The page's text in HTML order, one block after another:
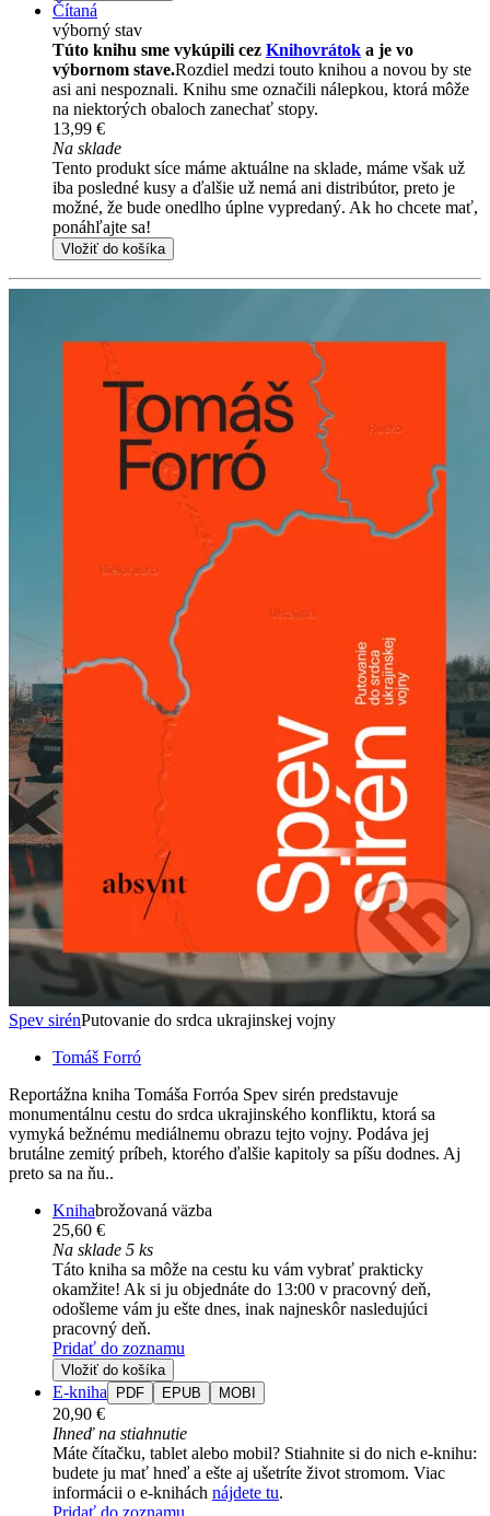
Čítaná
výborný stav
Túto knihu sme vykúpili cez Knihovrátok a je vo
výbornom stave.Rozdiel medzi touto knihou a novou by ste
asi ani nespoznali. Knihu sme označili nálepkou, ktorá môže
na niektorých obaloch zanechať stopy.
13,99 €
Na sklade
Tento produkt síce máme aktuálne na sklade, máme však už
iba posledné kusy a ďalšie už nemá ani distribútor, preto je
možné, že bude onedlho úplne vypredaný. Ak ho chcete mať,
ponáhľajte sa!
Vložiť do košíka
Spev sirénPutovanie do srdca ukrajinskej vojny
Tomáš Forró
Reportážna kniha Tomáša Forróa Spev sirén predstavuje
monumentálnu cestu do srdca ukrajinského konfliktu, ktorá sa
vymyká bežnému mediálnemu obrazu tejto vojny. Podáva jej
brutálne zemitý príbeh, ktorého ďalšie kapitoly sa píšu dodnes. Aj
preto sa na ňu..
Knihabrožovaná väzba
25,60 €
Na sklade 5 ks
Táto kniha sa môže na cestu ku vám vybrať prakticky
okamžite! Ak si ju objednáte do 13:00 v pracovný deň,
odošleme vám ju ešte dnes, inak najneskôr nasledujúci
pracovný deň.
Pridať do zoznamu
Vložiť do košíka
E-kniha PDF EPUB MOBI
20,90 €
Ihneď na stiahnutie
Máte čítačku, tablet alebo mobil? Stiahnite si do nich e-knihu:
budete ju mať hneď a ešte aj ušetríte život stromom. Viac
informácii o e-knihách nájdete tu.